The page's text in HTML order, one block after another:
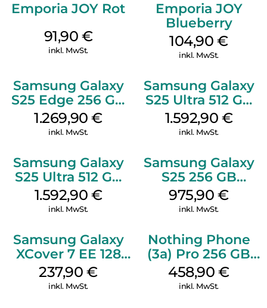
Emporia JOY Rot
91,90 €
inkl. MwSt.
Emporia JOY
Blueberry
104,90€
inkl. MwSt.
Samsung Galaxy
S25 Edge 256 GB
Titanium Silver
1.269,90€
inkl. MwSt.
Samsung Galaxy
S25 Ultra 512 GB
Titanium
Whitesilver
1.592,90 €
inkl. MwSt.
Samsung Galaxy
S25 Ultra 512 GB
Titanium
Silverblue
1.592,90 €
inkl. MwSt.
Samsung Galaxy
S25 256 GB
Icyblue
975,90€
inkl. MwSt.
Samsung Galaxy
XCover 7 EE 128
GB Black
237,90€
inkl. MwSt.
Nothing Phone
(3a) Pro 256 GB
Grey
458,90€
inkl. MwSt.